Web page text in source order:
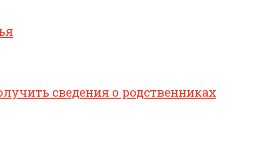
сведения о родственниках